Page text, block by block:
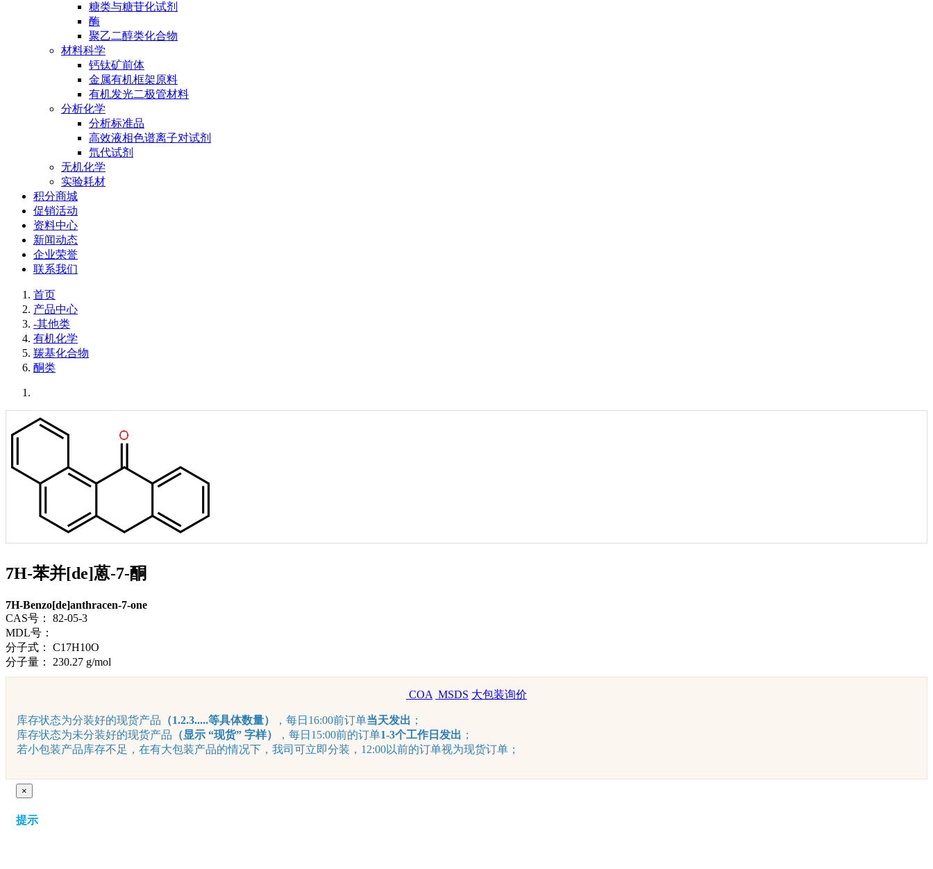
糖类与糖苷化试剂
酶
聚乙二醇类化合物
材料科学
钙钛矿前体
金属有机框架原料
有机发光二极管材料
分析化学
分析标准品
高效液相色谱离子对试剂
氘代试剂
无机化学
实验耗材
积分商城
促销活动
资料中心
新闻动态
企业荣誉
联系我们
首页
产品中心
-其他类
有机化学
羰基化合物
酮类
7H-苯并[de]蒽-7-酮
7H-Benzo[de]anthracen-7-one
CAS号：
82-05-3
MDL号：
分子式：
C17H10O
分子量：
230.27 g/mol
COA MSDS 大包装询价
库存状态为分装好的现货产品 （1.2.3.....等具体数量） ，每日16:00前订单当天发出 ；
库存状态为未分装好的现货产品 （显示 “现货” 字样） ，每日15:00前的订单1-3个工作日发出 ；
若小包装产品库存不足，在有大包装产品的情况下，我司可立即分装，12:00以前的订单视为现货订单；
×
提示